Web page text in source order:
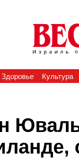
Здоровье Культура